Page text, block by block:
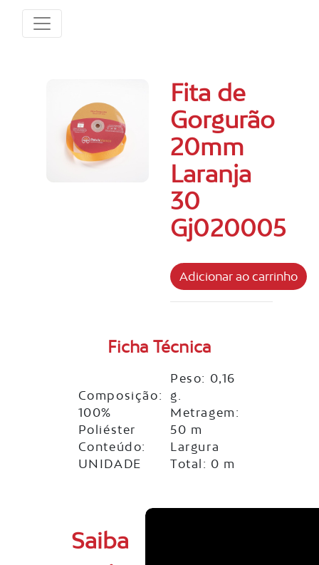
Fita de
Gorgurão
20mm
Laranja
30
Gj020005
Ficha Técnica
Composição:
100%
Poliéster
Conteúdo:
UNIDADE
Peso: 0,16
g.
Metragem:
50 m
Largura
Total: 0 m
Saiba